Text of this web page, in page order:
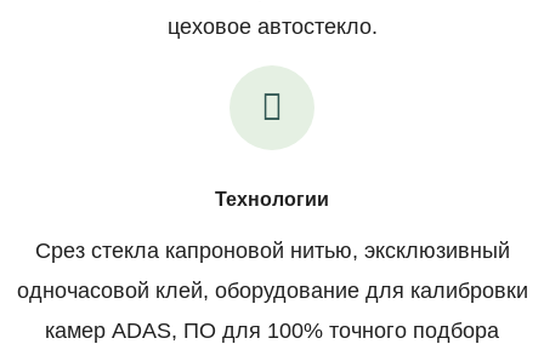
цеховое автостекло.
Технологии
Срез стекла капроновой нитью, эксклюзивный
одночасовой клей, оборудование для калибровки
камер ADAS, ПО для 100% точного подбора